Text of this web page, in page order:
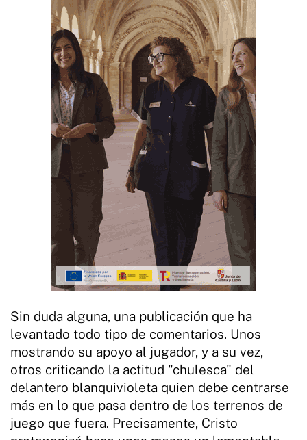
Sin duda alguna, una publicación que ha
levantado todo tipo de comentarios. Unos
mostrando su apoyo al jugador, y a su vez,
otros criticando la actitud "chulesca" del
delantero blanquivioleta quien debe centrarse
más en lo que pasa dentro de los terrenos de
juego que fuera. Precisamente, Cristo